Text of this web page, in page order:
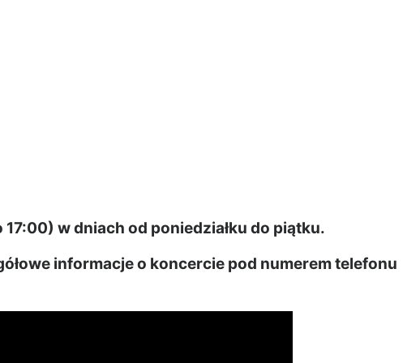
w dniach od poniedziałku do piątku.
informacje o koncercie pod numerem telefonu